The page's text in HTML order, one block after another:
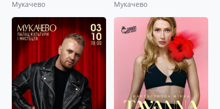
Мукачево
Мукачево